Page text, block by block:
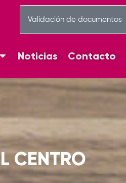
Validación de documentos
Noticias Contacto
CENTRO